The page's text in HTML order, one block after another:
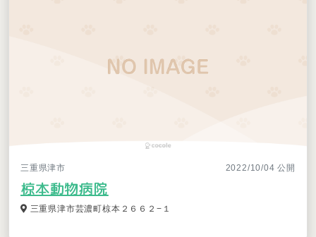
三重県津市 2022/10/04 公開
椋本動物病院
三重県津市芸濃町椋本２６６２−１